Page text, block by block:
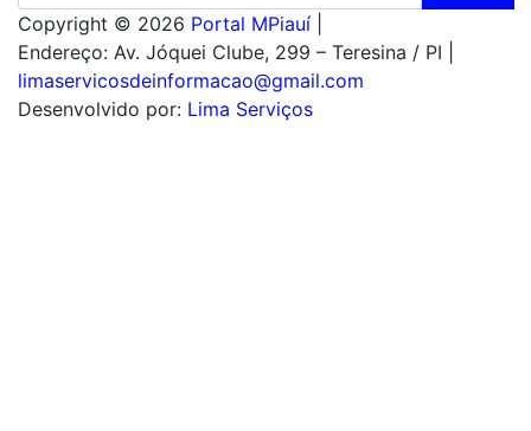
Copyright © 2026 Portal MPiauí
Endereço: Av. Jóquei Clube, 299 – Teresina / PI
limaservicosdeinformacao@gmail.com
Desenvolvido por: Lima Serviços